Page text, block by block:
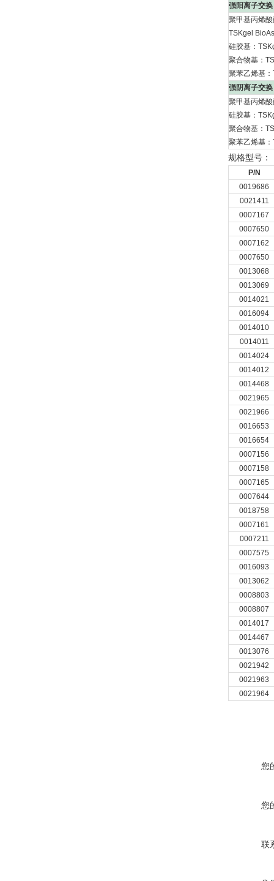
强阳离子交换
聚甲基丙烯
TSKgel
硅胶基：
聚合物基：
聚苯乙烯基
强阴离子交换
聚甲基丙烯
硅胶基：
聚合物基：
聚苯乙烯基
规格型号：
P/N
0019686
0021411
0007167
0007650
0007162
0007650
0013068
0013069
0014021
0016094
0014010
0014011
0014024
0014012
0014468
0021965
0021966
0016653
0016654
0007156
0007158
0007165
0007644
0018758
0007161
0007211
0007575
0016093
0013062
0008803
0008807
0014017
0014467
0013076
0021942
0021963
0021964
您
您
联